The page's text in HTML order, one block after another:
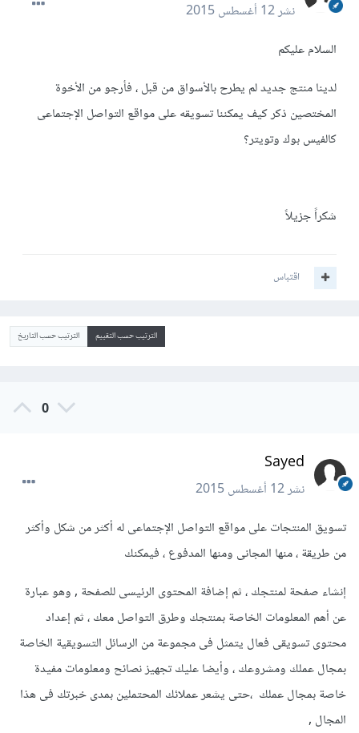
نشر12 أغسطس 2015
السلام عليكم
لدينا منتج جديد لم يطرح بالأسواق من قبل ، فأرجو من الأخوة
المختصين ذكر كيف يمكننا تسويقه على مواقع التواصل الإجتماعى
كالفيس بوك وتويتر؟
شكراً جزيلاً
اقتباس
الترتيب حسب التقييم الترتيب حسب التاريخ
0
Sayed
نشر12 أغسطس 2015
تسويق المنتجات على مواقع التواصل الإجتماعى له أكثر من شكل وأكثر
من طريقة ، منها المجانى ومنها المدفوع ، فيمكنك
إنشاء صفحة لمنتجك ، ثم إضافة المحتوى الرئيسى للصفحة , وهو عبارة
عن أهم المعلومات الخاصة بمنتجك وطرق التواصل معك ، ثم إعداد
محتوى تسويقى فعال يتمثل فى مجموعة من الرسائل التسويقية الخاصة
بمجال عملك ومشروعك ، وأيضا عليك تجهيز نصائح ومعلومات مفيدة
خاصة بمجال عملك ،حتى يشعر عملائك المحتملين بمدى خبرتك فى هذا
المجال ,